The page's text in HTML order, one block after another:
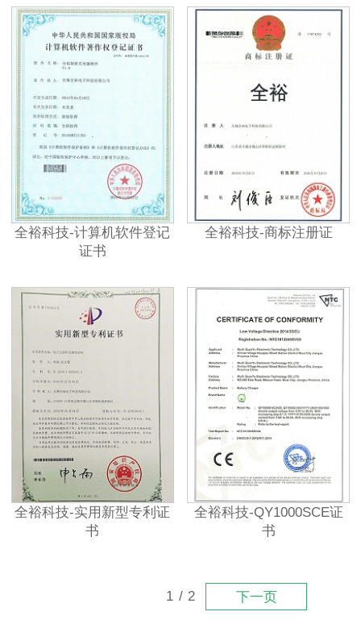
全裕科技-计算机软件登记
证书
全裕科技-商标注册证
全裕科技-实用新型专利证
书
全裕科技-QY1000SCE证
书
1 / 2 下一页